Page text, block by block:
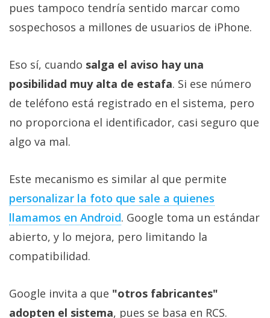
pues tampoco tendría sentido marcar como
sospechosos a millones de usuarios de iPhone.
Eso sí, cuando salga el aviso hay una
posibilidad muy alta de estafa. Si ese número
de teléfono está registrado en el sistema, pero
no proporciona el identificador, casi seguro que
algo va mal.
Este mecanismo es similar al que permite
personalizar la foto que sale a quienes
llamamos en Android. Google toma un estándar
abierto, y lo mejora, pero limitando la
compatibilidad.
Google invita a que "otros fabricantes"
adopten el sistema, pues se basa en RCS.